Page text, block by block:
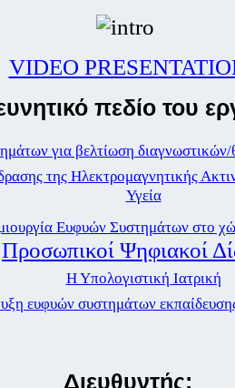
VIDEO
πεδίο του
για βελτίωση διαγνωστικών/
της Ηλεκτρομαγνητικής
Υγεία
Ευφυών Συστημάτων στο
Προσωπικοί Ψηφιακοί
Η Υπολογιστική Ιατρική
ευφυών συστημάτων
Διευθυντής: